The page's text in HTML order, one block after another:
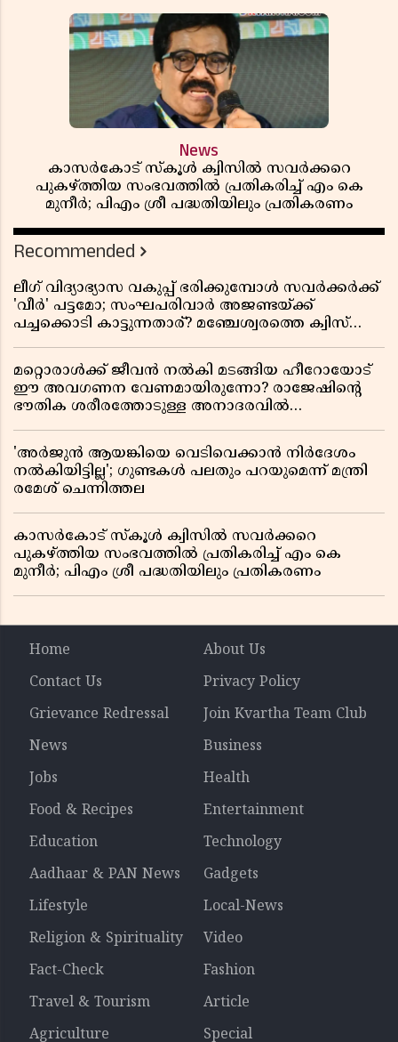
News
കാസർകോട് സ്കൂൾ ക്വിസിൽ സവർക്കറെ
പുകഴ്ത്തിയ സംഭവത്തിൽ പ്രതികരിച്ച് എം കെ
മുനീർ; പിഎം ശ്രീ പദ്ധതിയിലും പ്രതികരണം
Recommended
ലീഗ് വിദ്യാഭ്യാസ വകുപ്പ് ഭരിക്കുമ്പോൾ സവർക്കർക്ക്
'വീർ' പട്ടമോ; സംഘപരിവാർ അജണ്ടയ്ക്ക്
പച്ചക്കൊടി കാട്ടുന്നതാര്? മഞ്ചേശ്വരത്തെ ക്വിസ്
മറ്റൊരാൾക്ക് ജീവൻ നൽകി മടങ്ങിയ ഹീറോയോട്
ഈ അവഗണന വേണമായിരുന്നോ? രാജേഷിൻ്റെ
ഭൗതിക ശരീരത്തോടുള്ള അനാദരവിൽ
'അർജുൻ ആയങ്കിയെ വെടിവെക്കാൻ നിർദേശം
നൽകിയിട്ടില്ല'; ഗുണ്ടകൾ പലതും പറയുമെന്ന് മന്ത്രി
രമേശ് ചെന്നിത്തല
കാസർകോട് സ്കൂൾ ക്വിസിൽ സവർക്കറെ
പുകഴ്ത്തിയ സംഭവത്തിൽ പ്രതികരിച്ച് എം കെ
മുനീർ; പിഎം ശ്രീ പദ്ധതിയിലും പ്രതികരണം
Home
About Us
Contact Us
Privacy Policy
Grievance Redressal
Join Kvartha Team Club
News
Business
Jobs
Health
Food & Recipes
Entertainment
Education
Technology
Aadhaar & PAN News
Gadgets
Lifestyle
Local-News
Religion & Spirituality
Video
Fact-Check
Fashion
Travel & Tourism
Article
Agriculture
Special